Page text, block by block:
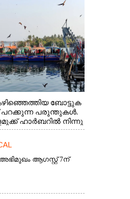
ബോട്ടുക
പറക്കുന്ന പരുന്തുകൾ.
ഹാർബറിൽ നിന്നു
അഭിമുഖം ആഗസ്റ്റ് 7ന്